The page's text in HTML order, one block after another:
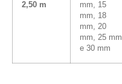
2,50 m
mm, 15
mm, 18
mm, 20
mm, 25 mm
e 30 mm